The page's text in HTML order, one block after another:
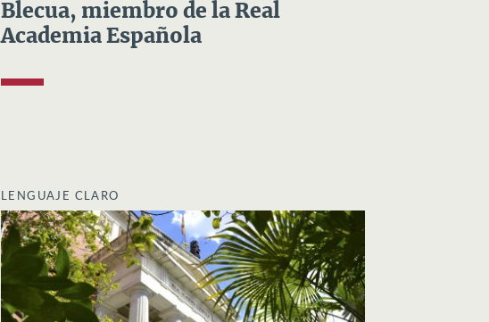
Blecua, miembro de la Real
Academia Española
LENGUAJE CLARO